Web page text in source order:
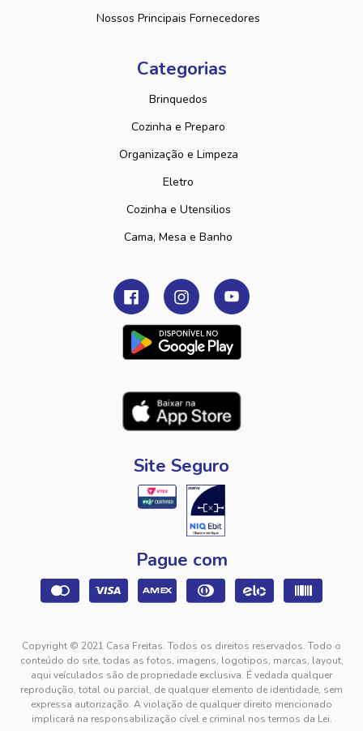
Nossos Principais Fornecedores
Categorias
Brinquedos
Cozinha e Preparo
Organização e Limpeza
Eletro
Cozinha e Utensilios
Cama, Mesa e Banho
Site Seguro
Pague com
Copyright © 2021 Casa Freitas. Todos os direitos reservados. Todo o
conteúdo do site, todas as fotos, imagens, logotipos, marcas, layout,
aqui veículados são de propriedade exclusiva. É vedada qualquer
reprodução, total ou parcial, de qualquer elemento de identidade, sem
expressa autorização. A violação de qualquer direito mencionado
implicará na responsabilização cível e criminal nos termos da Lei.